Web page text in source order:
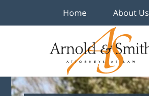
Home About Us